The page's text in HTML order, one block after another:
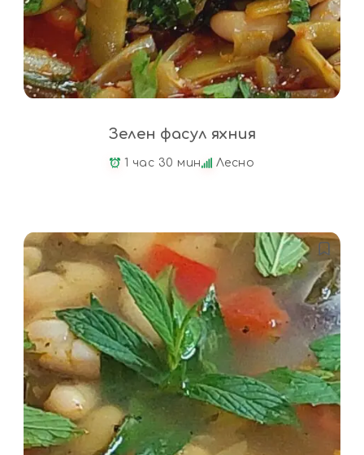
Зелен фасул яхния
1 час 30 мин Лесно